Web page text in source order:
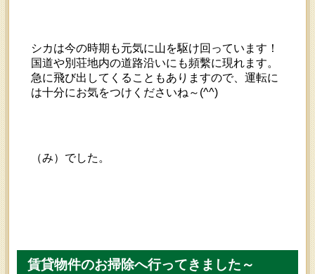
シカは今の時期も元気に山を駆け回っています！
国道や別荘地内の道路沿いにも頻繫に現れます。
急に飛び出してくることもありますので、運転に
は十分にお気をつけくださいね～(^^)
（み）でした。
賃貸物件のお掃除へ行ってきました～